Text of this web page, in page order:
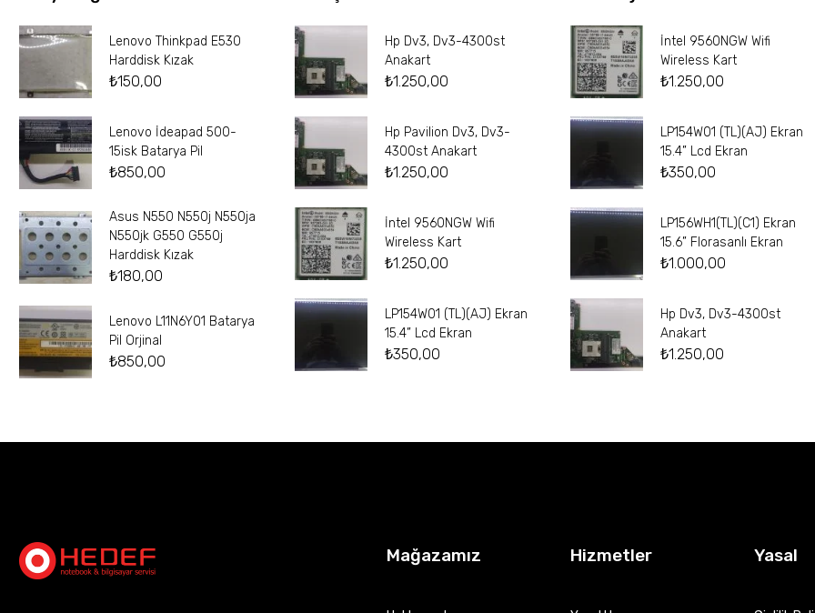
Lenovo Thinkpad E530
Harddisk Kızak
₺150,00
Lenovo İdeapad 500-
15isk Batarya Pil
₺850,00
Asus N550 N550j N550ja
N550jk G550 G550j
Harddisk Kızak
₺180,00
Lenovo L11N6Y01 Batarya
Pil Orjinal
₺850,00
Hp Dv3, Dv3-4300st
Anakart
₺1.250,00
Hp Pavilion Dv3, Dv3-
4300st Anakart
₺1.250,00
İntel 9560NGW Wifi
Wireless Kart
₺1.250,00
LP154W01 (TL)(AJ) Ekran
15.4” Lcd Ekran
₺350,00
İntel 9560NGW Wifi
Wireless Kart
₺1.250,00
LP154W01 (TL)(AJ) Ekran
15.4” Lcd Ekran
₺350,00
LP156WH1(TL)(C1) Ekran
15.6” Florasanlı Ekran
₺1.000,00
Hp Dv3, Dv3-4300st
Anakart
₺1.250,00
Mağazamız Hizmetler Yasal